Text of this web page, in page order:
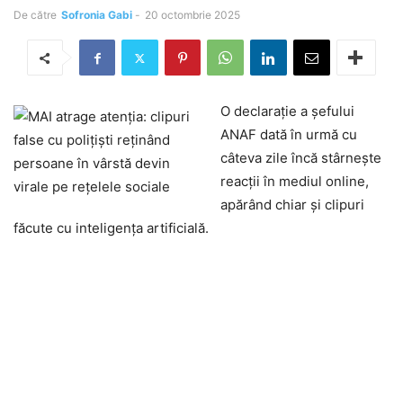
De către Sofronia Gabi - 20 octombrie 2025
O declarație a șefului
ANAF dată în urmă cu
câteva zile încă stârnește
reacții în mediul online,
apărând chiar și clipuri
făcute cu inteligența artificială.